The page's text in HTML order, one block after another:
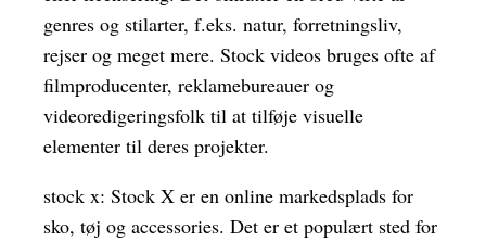
genres og stilarter, f.eks. natur, forretningsliv,
rejser og meget mere. Stock videos bruges ofte af
filmproducenter, reklamebureauer og
videoredigeringsfolk til at tilføje visuelle
elementer til deres projekter.
stock x: Stock X er en online markedsplads for
sko, tøj og accessories. Det er et populært sted for